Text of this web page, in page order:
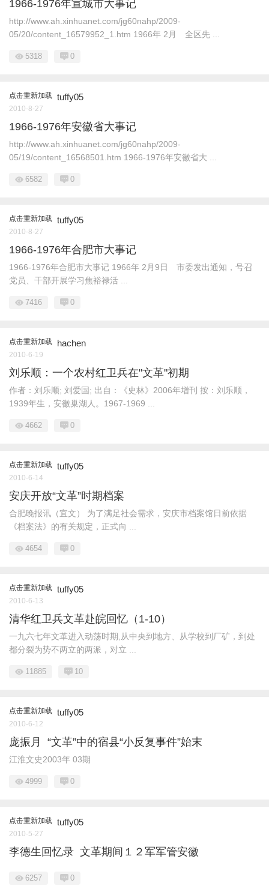
1966-1976年宣城市大事记
http://www.ah.xinhuanet.com/jg60nahp/2009-
05/20/content_16579952_1.htm 1966年 2月 全区先 ...
5318 0
点击重新加载 tuffy05
2010-8-27
1966-1976年安徽省大事记
http://www.ah.xinhuanet.com/jg60nahp/2009-
05/19/content_16568501.htm 1966-1976年安徽省大 ...
6582 0
点击重新加载 tuffy05
2010-8-27
1966-1976年合肥市大事记
1966-1976年合肥市大事记 1966年 2月9日 市委发出通知，号召
党员、干部开展学习焦裕禄活 ...
7416 0
点击重新加载 hachen
2010-6-19
刘乐顺：一个农村红卫兵在"文革"初期
作者：刘乐顺; 刘爱国; 出自：《史林》2006年增刊 按：刘乐顺，
1939年生，安徽巢湖人。1967-1969 ...
4662 0
点击重新加载 tuffy05
2010-6-14
安庆开放“文革”时期档案
合肥晚报讯（宜文） 为了满足社会需求，安庆市档案馆日前依据
《档案法》的有关规定，正式向 ...
4654 0
点击重新加载 tuffy05
2010-6-13
清华红卫兵文革赴皖回忆（1-10）
一九六七年文革进入动荡时期,从中央到地方、从学校到厂矿，到处
都分裂为势不两立的两派，对立 ...
11885 10
点击重新加载 tuffy05
2010-6-12
庞振月 “文革”中的宿县“小反复事件”始末
江淮文史2003年 03期
4999 0
点击重新加载 tuffy05
2010-5-27
李德生回忆录 文革期间１２军军管安徽
6257 0